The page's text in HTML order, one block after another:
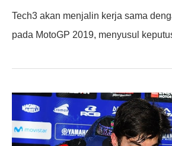
Tech3 akan menjalin kerja sama
pada MotoGP 2019, menyusul